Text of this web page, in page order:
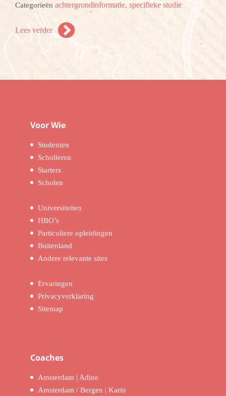
Categorieën achtergrondinformatie, specifieke studie
Lees verder
Voor Wie
Studenten
Scholieren
Starters
Scholen
Universiteiten
HBO’s
Particuliere opleidingen
Buitenland
Andere relevante sites
Ervaringen
Privacyverklaring
Sitemap
Coaches
Amsterdam | Adine
Amsterdam / Bergen | Karin